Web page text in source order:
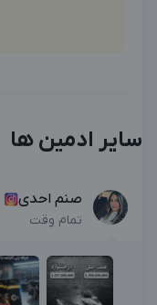
سایر ادمین ها
صنم احدی
تمام وقت